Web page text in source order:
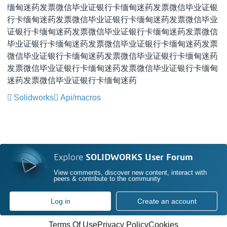
缅甸迷药发票微信毕业证银行卡缅甸迷药发票微信毕业证银
行卡缅甸迷药发票微信毕业证银行卡缅甸迷药发票微信毕业
证银行卡缅甸迷药发票微信毕业证银行卡缅甸迷药发票微信
毕业证银行卡缅甸迷药发票微信毕业证银行卡缅甸迷药发票
微信毕业证银行卡缅甸迷药发票微信毕业证银行卡缅甸迷药
发票微信毕业证银行卡缅甸迷药发票微信毕业证银行卡缅甸
迷药发票微信毕业证银行卡缅甸迷药
Solidworks
Api/macros
Explore SOLIDWORKS User Forum
View comments, discover new content, interact with
peers & contribute to the community
Log in Create an account
Terms Of UsePrivacy PolicyCookies